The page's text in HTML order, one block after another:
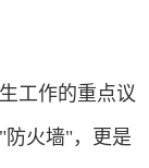
工作的重点议
火墙"，更是